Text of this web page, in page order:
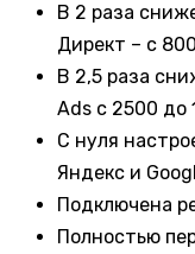
В 2 раза
Директ – с
В 2,5 раза
Ads с 2500 до
С нуля
Яндекс и
Подключена
Полностью